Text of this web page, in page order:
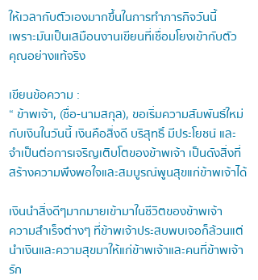
ให้เวลากับตัวเองมากขึ้นในการทำภารกิจวันนี้
เพราะมันเป็นเสมือนงานเขียนที่เชื่อมโยงเข้ากับตัว
คุณอย่างแท้จริง
เขียนข้อความ :
“ ข้าพเจ้า, (ชื่อ-นามสกุล), ขอเริ่มความสัมพันธ์ใหม่
กับเงินในวันนี้ เงินคือสิ่งดี บริสุทธิ์ มีประโยชน์ และ
จำเป็นต่อการเจริญเติบโตของข้าพเจ้า เป็นดังสิ่งที่
สร้างความพึงพอใจและสมบูรณ์พูนสุขแก่ข้าพเจ้าได้
เงินนำสิ่งดีๆมากมายเข้ามาในชีวิตของข้าพเจ้า
ความสำเร็จต่างๆ ที่ข้าพเจ้าประสบพบเจอก็ล้วนแต่
นำเงินและความสุขมาให้แก่ข้าพเจ้าและคนที่ข้าพเจ้า
รัก